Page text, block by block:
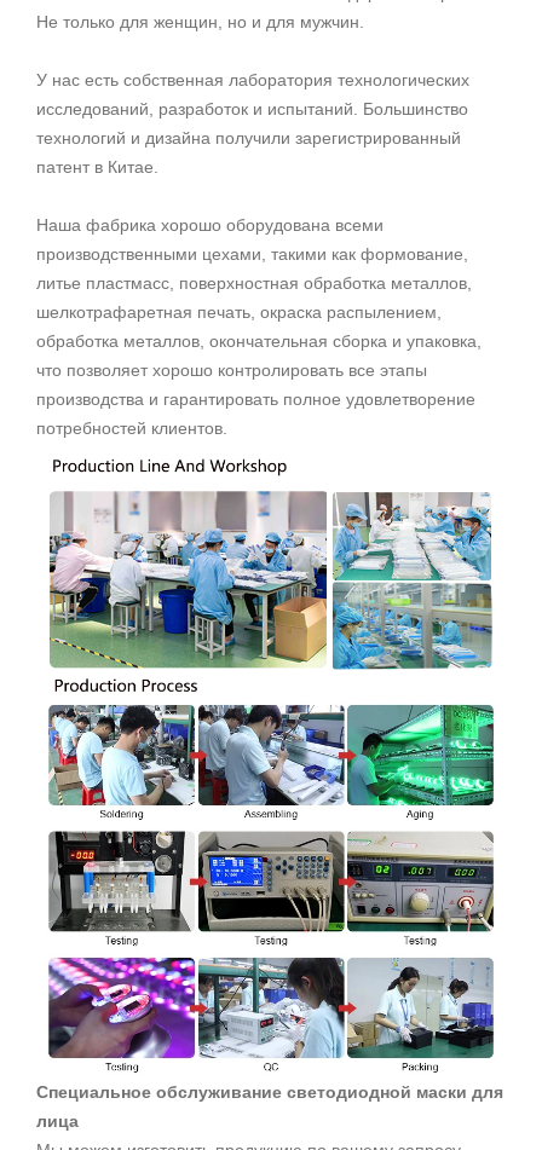
Не только для женщин, но и для мужчин.
У нас есть собственная лаборатория технологических
исследований, разработок и испытаний. Большинство
технологий и дизайна получили зарегистрированный
патент в Китае.
Наша фабрика хорошо оборудована всеми
производственными цехами, такими как формование,
литье пластмасс, поверхностная обработка металлов,
шелкотрафаретная печать, окраска распылением,
обработка металлов, окончательная сборка и упаковка,
что позволяет хорошо контролировать все этапы
производства и гарантировать полное удовлетворение
потребностей клиентов.
Специальное обслуживание светодиодной маски для
лица